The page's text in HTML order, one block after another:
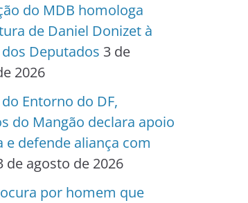
do MDB homologa
de Daniel Donizet à
Deputados 3 de
2026
Entorno do DF,
do Mangão declara apoio
e defende aliança com
de agosto de 2026
por homem que